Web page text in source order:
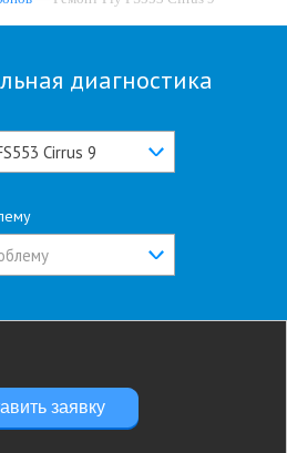
диагностика
Cirrus 9
заявку